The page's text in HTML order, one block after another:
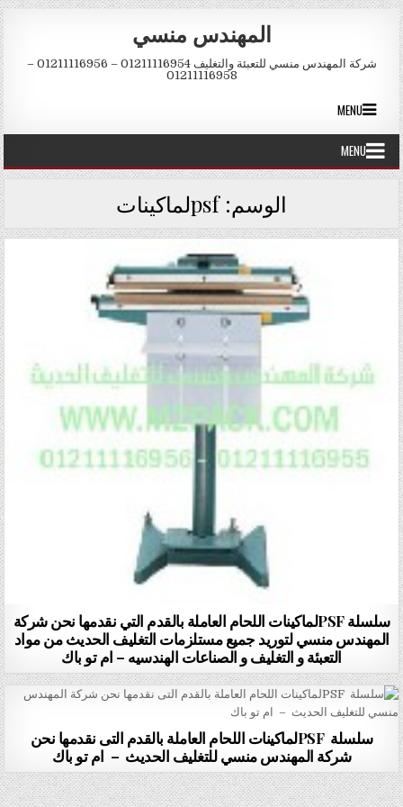
Skip to content
المهندس منسي
شركة المهندس منسي للتعبئة والتغليف 01211116954 – 01211116956 –
01211116958
MENU
MENU
الوسم:psfلماكينات
سلسلة PSFلماكينات اللحام العاملة بالقدم التي نقدمها نحن شركة
المهندس منسي لتوريد جميع مستلزمات التغليف الحديث من مواد
التعبئة و التغليف و الصناعات الهندسيه – ام تو باك
سلسلة PSFلماكينات اللحام العاملة بالقدم التى نقدمها نحن
شركة المهندس منسي للتغليف الحديث – ام تو باك